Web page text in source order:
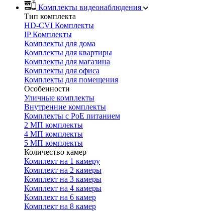
Комплекты видеонаблюдения
Тип комплекта
HD-CVI Комплекты
IP Комплекты
Комплекты для дома
Комплекты для квартиры
Комплекты для магазина
Комплекты для офиса
Комплекты для помещения
Особенности
Уличные комплекты
Внутренние комплекты
Комплекты с PoE питанием
2 МП комплекты
4 МП комплекты
5 МП комплекты
Количество камер
Комплект на 1 камеру
Комплект на 2 камеры
Комплект на 3 камеры
Комплект на 4 камеры
Комплект на 6 камер
Комплект на 8 камер